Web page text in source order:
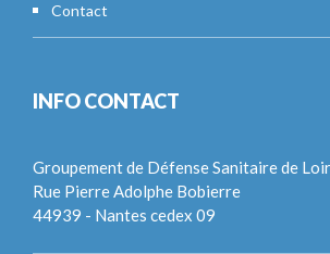
Contact
INFO CONTACT
Groupement de Défense Sanitaire de
Rue Pierre Adolphe Bobierre
44939 - Nantes cedex 09